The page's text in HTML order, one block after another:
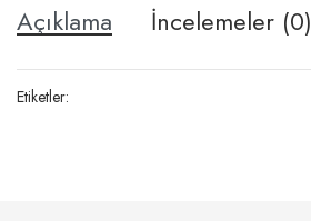
Açıklama İncelemeler (0)
Etiketler: